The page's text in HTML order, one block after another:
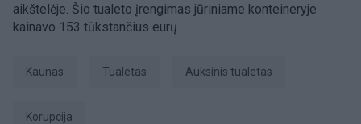
aikštelėje. Šio tualeto įrengimas jūriniame konteineryje
kainavo 153 tūkstančius eurų.
Kaunas tualetas auksinis tualetas
Korupcija